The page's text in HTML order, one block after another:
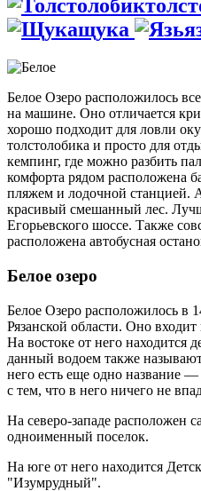
щука
Белое Озеро расположилось
на машине. Оно отличается
хорошо подходит для ловли
толстолобика и просто для
кемпинг, где можно разбить
комфорта рядом расположена
пляжем и лодочной станцией.
красивый смешанный лес.
Егорьевского шоссе. Также
расположена автобусная
Белое озеро
Белое Озеро расположилось в
Рязанской области. Оно
На востоке от него находится
данный водоем также
него есть еще одно название
с тем, что в него ничего не
На северо-западе расположен
одноименный поселок.
На юге от него находится
"Изумрудный".